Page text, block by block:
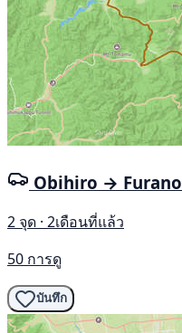
Obihiro → Furano
2 จุด · 2เดือนที่แล้ว
50 การดู
บันทึก